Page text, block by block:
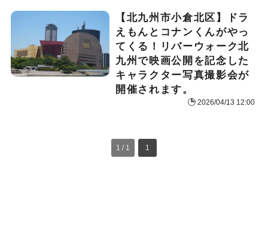
【北九州市小倉北区】ドラ
えもんとコナンくんがやっ
てくる！リバーウォーク北
九州で映画公開を記念した
キャラクター写真撮影会が
開催されます。
2026/04/13 12:00
1 / 1 1